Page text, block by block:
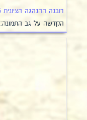
רובנה ההנהגה הציונית 15א
הקדשה על גב התמונה: רובנה, 7